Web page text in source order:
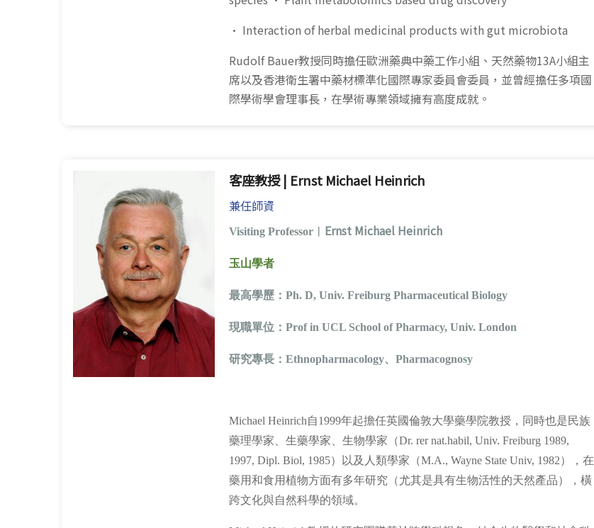
• Interaction of herbal medicinal products with gut microbiota
Rudolf Bauer教授同時擔任歐洲藥典中藥工作小組、天然藥物13A小組主
席以及香港衛生署中藥材標準化國際專家委員會委員，並曾經擔任多項國
際學術學會理事長，在學術專業領域擁有高度成就。
客座教授 | Ernst Michael Heinrich
兼任師資
Visiting Professor Ernst Michael Heinrich
玉山學者
最高學歷： Ph. D, Univ. Freiburg Pharmaceutical Biology
現職單位： Prof in UCL School of Pharmacy, Univ. London
研究專長： Ethnopharmacology、 Pharmacognosy
Michael Heinrich自1999年起擔任英國倫敦大學藥學院教授，同時也是民族
藥理學家、生藥學家、生物學家（Dr. rer nat.habil, Univ. Freiburg 1989,
1997, Dipl. Biol, 1985）以及人類學家（M.A., Wayne State Univ, 1982），在
藥用和食用植物方面有多年研究（尤其是具有生物活性的天然產品），橫
跨文化與自然科學的領域。